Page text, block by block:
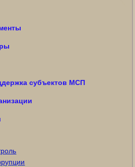
субъектов МСП